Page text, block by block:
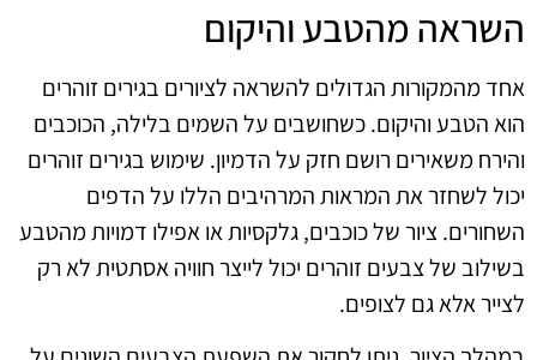
השראה מהטבע והיקום
אחד מהמקורות הגדולים להשראה לציורים בגירים זוהרים
הוא הטבע והיקום. כשחושבים על השמים בלילה, הכוכבים
והירח משאירים רושם חזק על הדמיון. שימוש בגירים זוהרים
יכול לשחזר את המראות המרהיבים הללו על הדפים
השחורים. ציור של כוכבים, גלקסיות או אפילו דמויות מהטבע
בשילוב של צבעים זוהרים יכול לייצר חוויה אסתטית לא רק
לצייר אלא גם לצופים.